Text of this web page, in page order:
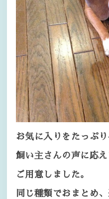
お気に入りをたっぷり
飼い主さんの声に応
ご用意しました。
同じ種類でおまとめ